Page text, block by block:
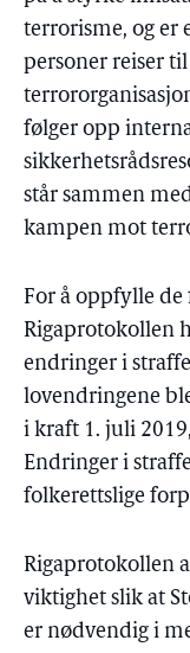
terrorisme, og er
personer reiser
følger opp
står sammen
kampen mot
For å oppfylle
Rigaprotokollen
endringer i
lovendringene
i kraft 1. juli
Endringer i
folkerettslige
Rigaprotokollen
viktighet slik at
er nødvendig i